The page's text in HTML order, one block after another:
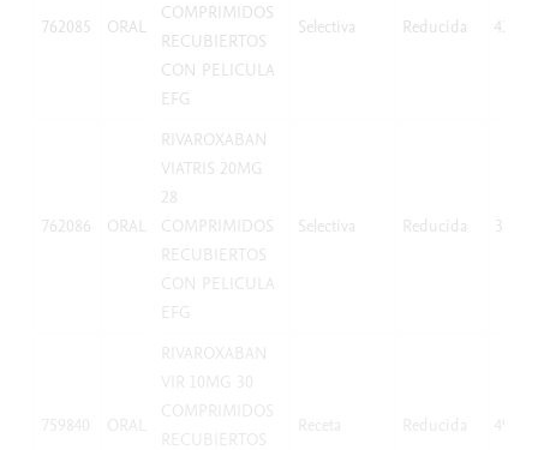
762085 ORAL
COMPRIMIDOS
RECUBIERTOS
CON PELICULA
EFG
Selectiva Reducida 42,07
762086 ORAL
RIVAROXABAN
VIATRIS 20MG
28
COMPRIMIDOS
RECUBIERTOS
CON PELICULA
EFG
Selectiva Reducida 38,25
RIVAROXABAN
VIR 10MG 30